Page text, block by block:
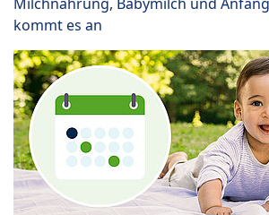
kommt es an